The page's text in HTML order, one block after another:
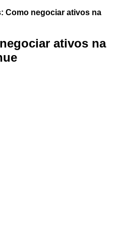
Como negociar ativos na
ativos na